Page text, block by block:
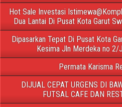
Hot Sale Investasi
Dua Lantai Di Pusat Kota Garut
Dipasarkan Tepat Di Pusat Kota
Kesima Jln Merdeka no 2/
Permata Karisma
DIJUAL CEPAT URGENS DI
FUTSAL CAFE DAN